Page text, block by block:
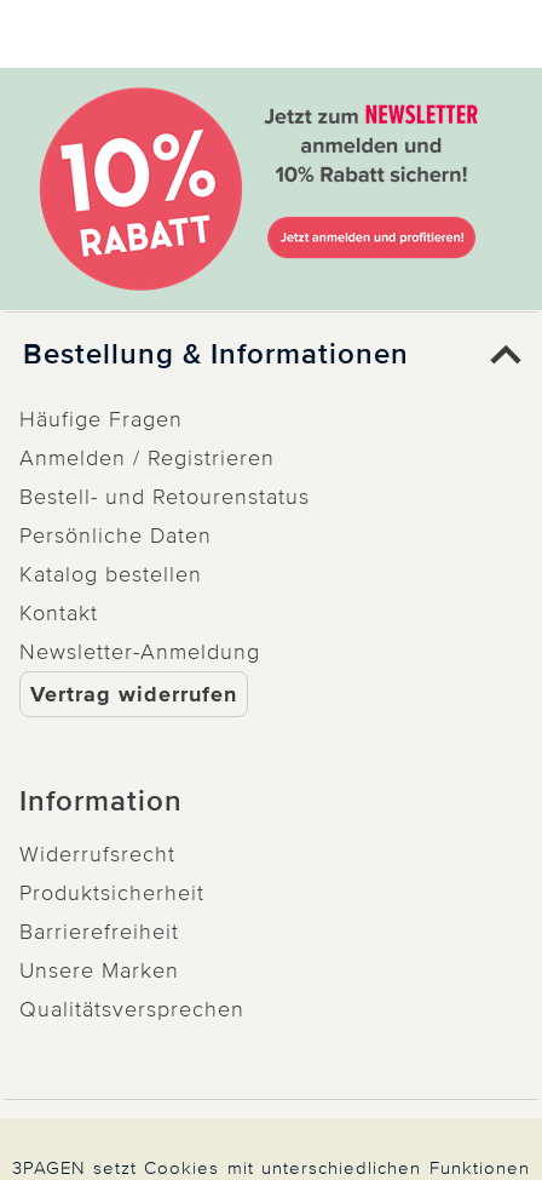
Bestellung & Informationen
Häufige Fragen
Anmelden / Registrieren
Bestell- und Retourenstatus
Persönliche Daten
Katalog bestellen
Kontakt
Newsletter-Anmeldung
Vertrag widerrufen
Information
Widerrufsrecht
Produktsicherheit
Barrierefreiheit
Unsere Marken
Qualitätsversprechen
3PAGEN setzt Cookies mit unterschiedlichen Funktionen